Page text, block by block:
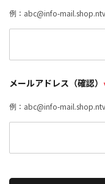
例：abc@info-
メールアドレス（確認）
例：abc@info-